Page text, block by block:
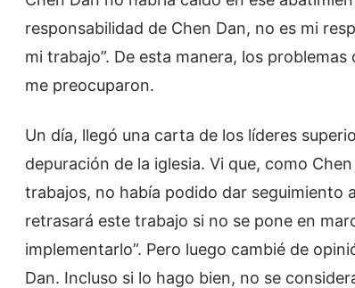
responsabilidad de Chen Dan, no es mi
mi trabajo”. De esta manera, los
me preocuparon.
Un día, llegó una carta de los líderes
depuración de la iglesia. Vi que, como
trabajos, no había podido dar seguimiento
retrasará este trabajo si no se pone en
implementarlo”. Pero luego cambié de
Dan. Incluso si lo hago bien, no se